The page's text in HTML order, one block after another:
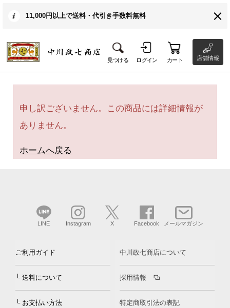
11,000円以上で送料・代引き手数料無料
見つける ログイン カート 店舗情報
申し訳ございません。この商品には詳細情報が
ありません。
ホームへ戻る
LINE Instagram X Facebook メールマガジン
ご利用ガイド
└ 送料について
└ お支払い方法
中川政七商店について
採用情報
特定商取引法の表記